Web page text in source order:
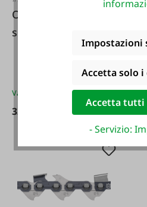
Oregon Catena per
sega Oregon da
3/8" 1 6 millimetri
Varianti da 27,95 €*
32,95 €*
Impostazioni
Accetta solo i
Accetta tutti
- Servizio: